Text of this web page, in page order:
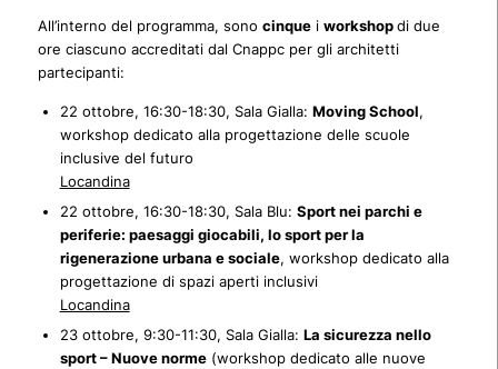
All’interno del programma, sono cinquei workshopdi due
ore ciascuno accreditati dal Cnappc per gli architetti
partecipanti:
22 ottobre, 16:30-18:30, Sala Gialla: Moving School,
workshop dedicato alla progettazione delle scuole
inclusive del futuro
Locandina
22 ottobre, 16:30-18:30, Sala Blu: Sport nei parchi e
periferie: paesaggi giocabili, lo sport per la
rigenerazione urbana e sociale, workshop dedicato alla
progettazione di spazi aperti inclusivi
Locandina
23 ottobre, 9:30-11:30, Sala Gialla: La sicurezza nello
sport – Nuove norme(workshop dedicato alle nuove